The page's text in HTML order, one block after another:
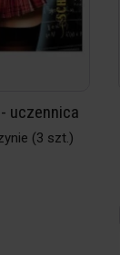
uczennica
(3 szt.)